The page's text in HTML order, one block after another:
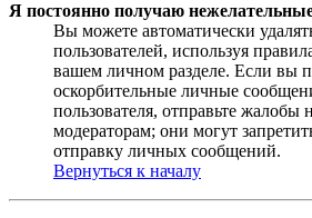
Я постоянно получаю
Вы можете автоматически
пользователей, используя
вашем личном разделе. Если вы
оскорбительные личные
пользователя, отправьте жалобы
модераторам; они могут
отправку личных сообщений.
Вернуться к началу